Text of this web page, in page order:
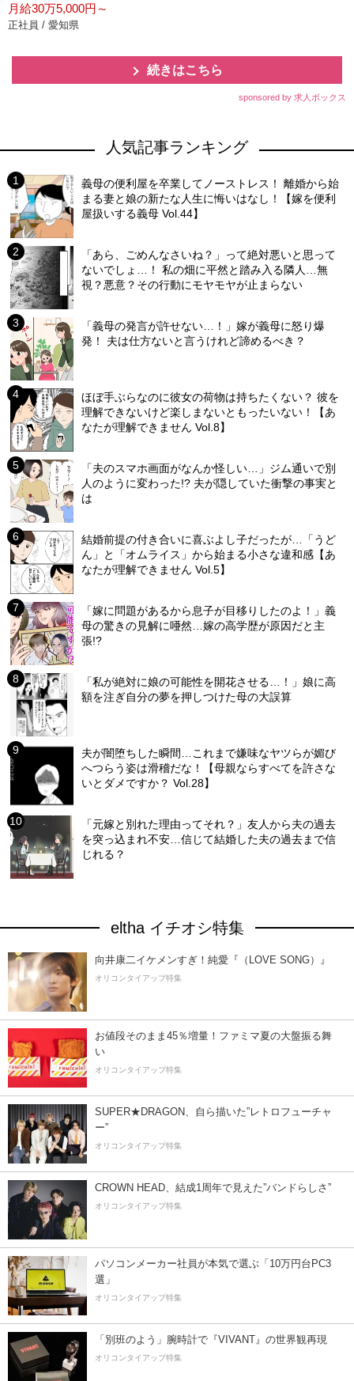
月給30万5,000円～
正社員 / 愛知県
続きはこちら
sponsored by 求人ボックス
人気記事ランキング
義母の便利屋を卒業してノーストレス！ 離婚から始
まる妻と娘の新たな人生に悔いはなし！【嫁を便利
屋扱いする義母 Vol.44】
「あら、ごめんなさいね？」って絶対悪いと思って
ないでしょ…！ 私の畑に平然と踏み入る隣人…無
視？悪意？その行動にモヤモヤが止まらない
「義母の発言が許せない…！」嫁が義母に怒り爆
発！ 夫は仕方ないと言うけれど諦めるべき？
ほぼ手ぶらなのに彼女の荷物は持ちたくない？ 彼を
理解できないけど楽しまないともったいない！【あ
なたが理解できません Vol.8】
「夫のスマホ画面がなんか怪しい…」ジム通いで別
人のように変わった!? 夫が隠していた衝撃の事実と
は
結婚前提の付き合いに喜ぶよし子だったが…「うど
ん」と「オムライス」から始まる小さな違和感【あ
なたが理解できません Vol.5】
「嫁に問題があるから息子が目移りしたのよ！」義
母の驚きの見解に唖然…嫁の高学歴が原因だと主
張!?
「私が絶対に娘の可能性を開花させる…！」娘に高
額を注ぎ自分の夢を押しつけた母の大誤算
夫が闇堕ちした瞬間…これまで嫌味なヤツらが媚び
へつらう姿は滑稽だな！【母親ならすべてを許さな
いとダメですか？ Vol.28】
「元嫁と別れた理由ってそれ？」友人から夫の過去
を突っ込まれ不安…信じて結婚した夫の過去まで信
じれる？
eltha イチオシ特集
向井康二イケメンすぎ！純愛『（LOVE SONG）』
オリコンタイアップ特集
お値段そのまま45％増量！ファミマ夏の大盤振る舞
い
オリコンタイアップ特集
SUPER★DRAGON、自ら描いた”レトロフューチャ
ー”
オリコンタイアップ特集
CROWN HEAD、結成1周年で見えた”バンドらしさ”
オリコンタイアップ特集
パソコンメーカー社員が本気で選ぶ「10万円台PC3
選」
オリコンタイアップ特集
「別班のよう」腕時計で『VIVANT』の世界観再現
オリコンタイアップ特集